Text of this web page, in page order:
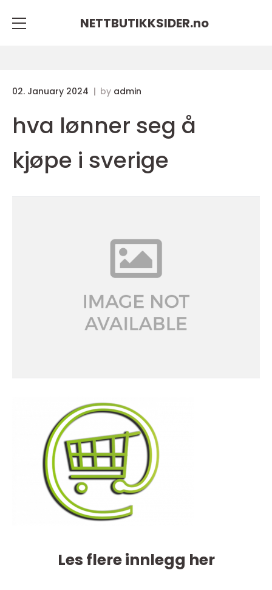
NETTBUTIKKSIDER.no
02. January 2024 by admin
hva lønner seg å
kjøpe i sverige
Les flere innlegg her